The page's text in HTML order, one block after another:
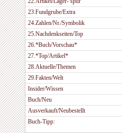
23.Fundgrube/Extra
24.Zahlen/Nr./Symbolik
25.Nachdenkseiten/Top
26.*Buch/Vorschau*
27.*Top/Artikel*
28.Aktuelle/Themen
29.Fakten/Welt
Insider/Wissen
Buch/Neu
Ausverkauft/Neubestellt
Buch-Tipp: